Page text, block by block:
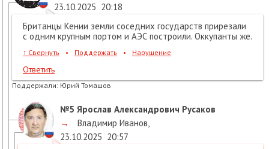
23.10.2025 20:18
Британцы Кении земли соседних государств прирезали
с одним крупным портом и АЭС построили. Оккупанты же.
↑ Свернуть • Поддержать • Нарушение
Ответить
Поддержали: Юрий Томашов
№5 Ярослав Александрович Русаков
→
Владимир Иванов,
23.10.2025 20:57